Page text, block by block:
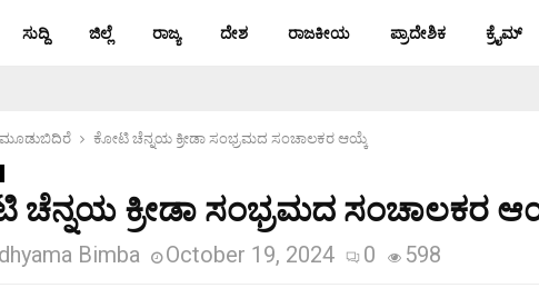
ಸುದ್ದಿ ಜಿಲ್ಲೆ ರಾಜ್ಯ ದೇಶ ರಾಜಕೀಯ ಪ್ರಾದೇಶಿಕ ಕ್ರೈಮ್
ಮೂಡುಬಿದಿರೆ ಕೋಟಿ ಚೆನ್ನಯ ಕ್ರೀಡಾ ಸಂಭ್ರಮದ ಸಂಚಾಲಕರ ಆಯ್ಕೆ
ಕ್ರೀಡಾ ಸಂಭ್ರಮದ ಸಂಚಾಲಕರ
Bimba October 19, 2024 0 598